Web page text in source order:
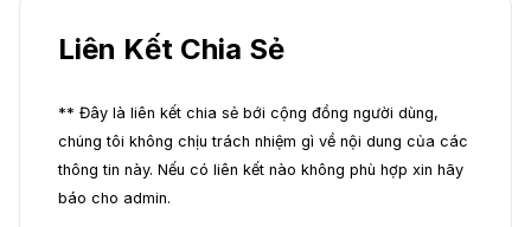
Liên Kết Chia Sẻ
** Đây là liên kết chia sẻ bới cộng đồng người dùng,
chúng tôi không chịu trách nhiệm gì về nội dung của các
thông tin này. Nếu có liên kết nào không phù hợp xin hãy
báo cho admin.